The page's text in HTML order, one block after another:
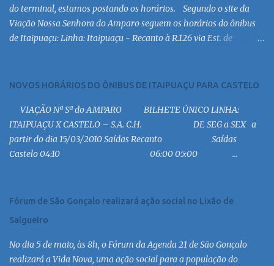
do terminal, estamos postando os horários. Segundo o site da
Viação Nossa Senhora do Amparo seguem os horários do ônibus
de Itaipuaçu: Linha: Itaipuaçu - Recanto à R.126 via Est. de
13:30 MC 14:30 MC 15:30 MC 16:30 MC 17:00 MC 17:30 MC 18:30 MC
MC 8:30 MC 10:30 MC 12:30 MC 14:30 MC 15:30 MC 16:30 MC 17:30
MC 18:30 MC 19:30 MC 20:30 MC 21:30 MC 6:30 MC 7:30 MC 8:30
MC 9:30 MC 10:30 MC 11:30 MC 12:30 MC 13:30 MC 14:30 MC 15:30
MC 16:30 MC 17:30 MC 18:30 MC 19:30 MC 20:30 MC 21:30 MC
NOVOS HORÁRIOS DO ÔNIBUS DE ITAIPUAÇU PARA CASTELO
VIAÇÃO Nª Sª do AMPARO BILHETE ÚNICO LINHA:
ITAIPUAÇU X CASTELO – S.A. C.H. DE SEG a SEX a
partir do dia 15/03/2010 Saídas Recanto Saídas
Castelo 04:10 06:00 05:00 ...
Fórum de São Gonçalo realizará ação social no Lixão de
Salgueiro
No dia 5 de maio, às 8h, o Fórum da Agenda 21 de São Gonçalo
realizará a Vida Nova, uma ação social para a população do